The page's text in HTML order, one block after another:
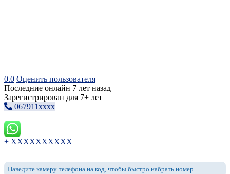
0.0 Оценить пользователя
Последние онлайн 7 лет назад
Зарегистрирован для 7+ лет
067911xxxx
+ XXXXXXXXXX
Наведите камеру телефона на код, чтобы быстро набрать номер